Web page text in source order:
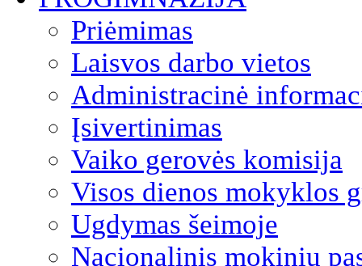
Priėmimas
Laisvos darbo vietos
Administracinė
Įsivertinimas
Vaiko gerovės komisija
Visos dienos mokyklos
Ugdymas šeimoje
Nacionalinis mokinių